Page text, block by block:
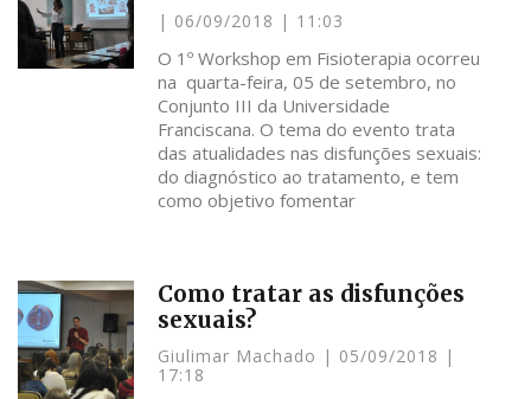
06/09/2018 11:03
O 1º Workshop em Fisioterapia ocorreu
na quarta-feira, 05 de setembro, no
Conjunto III da Universidade
Franciscana. O tema do evento trata
das atualidades nas disfunções sexuais:
do diagnóstico ao tratamento, e tem
como objetivo fomentar
Como tratar as disfunções
sexuais?
Giulimar Machado
05/09/2018
17:18